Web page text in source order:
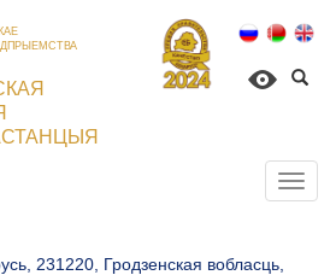
231220, Гродзенская вобласць,